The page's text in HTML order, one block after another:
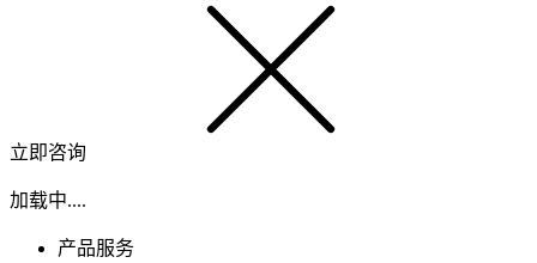
立即咨询
加载中....
产品服务